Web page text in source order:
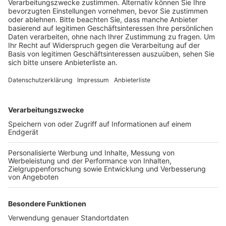
Anzeige
Gleiches gilt für den Bereich des Balthasar-Neumann-
samstags. Grund sei der hohe Publikumsverkehr in
seit Mittwoch eine Maskenpflicht im Einkaufszentrum
Hürth-Park und auf dem Gertrudenhof. Im Hürth-Park
sind davon alle Bereiche betroffen – einschließlich der
Zuwege und Parkhäuser. Auf dem Gertrudenhof gilt die
Maskenpflicht zu den Öffnungszeiten auf dem
gesamten Gelände und ebenso auf den Zuwegen und
Parkplätzen.
Anzeige